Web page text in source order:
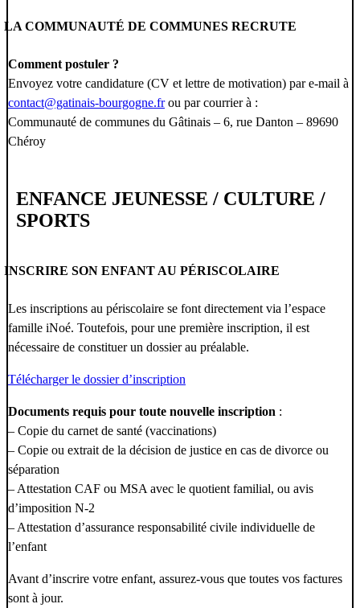
LA COMMUNAUTÉ DE COMMUNES RECRUTE
Comment postuler ?
Envoyez votre candidature (CV et lettre de motivation) par e-mail à
contact@gatinais-bourgogne.frou par courrier à :
Communauté de communes du Gâtinais – 6, rue Danton – 89690
Chéroy
ENFANCE JEUNESSE / CULTURE /
SPORTS
INSCRIRE SON ENFANT AU PÉRISCOLAIRE
Les inscriptions au périscolaire se font directement via l’espace
famille iNoé. Toutefois, pour une première inscription, il est
nécessaire de constituer un dossier au préalable.
Télécharger le dossier d’inscription
Documents requis pour toute nouvelle inscription :
– Copie du carnet de santé (vaccinations)
– Copie ou extrait de la décision de justice en cas de divorce ou
séparation
– Attestation CAF ou MSA avec le quotient familial, ou avis
d’imposition N-2
– Attestation d’assurance responsabilité civile individuelle de
l’enfant
Avant d’inscrire votre enfant, assurez-vous que toutes vos factures
sont à jour.